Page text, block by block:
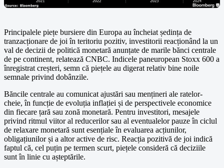
Principalele piețe bursiere din Europa au încheiat ședința de
tranzacționare de joi în teritoriu pozitiv, investitorii reacționând la un
val de decizii de politică monetară anunțate de marile bănci centrale
de pe continent, relatează CNBC. Indicele paneuropean Stoxx 600 a
înregistrat creșteri, semn că piețele au digerat relativ bine noile
semnale privind dobânzile.
Băncile centrale au comunicat ajustări sau mențineri ale ratelor-
cheie, în funcție de evoluția inflației și de perspectivele economice
din fiecare țară sau zonă monetară. Pentru investitori, mesajele
privind ritmul viitor al reducerilor sau al eventualelor pauze în ciclul
de relaxare monetară sunt esențiale în evaluarea acțiunilor,
obligațiunilor și a altor active de risc. Reacția pozitivă de joi indică
faptul că, cel puțin pe termen scurt, piețele consideră că deciziile
sunt în linie cu așteptările.